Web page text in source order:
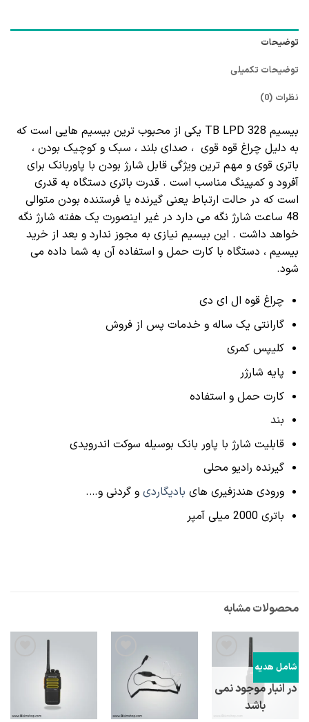
توضیحات
توضیحات تکمیلی
نظرات (0)
بیسیم TB LPD 328 یکی از محبوب ترین بیسیم هایی است که
به دلیل چراغ قوه قوی ، صدای بلند ، سبک و کوچیک بودن ،
باتری قوی و مهم ترین ویژگی قابل شارژ بودن با پاوربانک برای
آفرود و کمپینگ مناسب است . قدرت باتری دستگاه به قدری
است که در حالت ارتباط یعنی گیرنده یا فرستنده بودن متوالی
48 ساعت شارژ نگه می دارد در غیر اینصورت یک هفته شارژ نگه
خواهد داشت . این بیسیم نیازی به مجوز ندارد و بعد از خرید
بیسیم ، دستگاه با کارت حمل و استفاده آن به شما داده می
شود.
چراغ قوه ال ای دی
گارانتی یک ساله و خدمات پس از فروش
کلیپس کمری
پایه شارژر
کارت حمل و استفاده
بند
قابلیت شارژ با پاور بانک بوسیله سوکت اندرویدی
گیرنده رادیو محلی
ورودی هندزفیری هایبادیگاردیو گردنی و….
باتری 2000 میلی آمپر
محصولات مشابه
شامل هدیه اضافه
لیست
علاقه
در انبار موجود نمی
باشد
اضافه
به
لیست
علاقه
ها ها